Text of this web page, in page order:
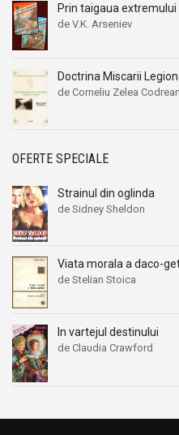
Prin taigaua extremului
de V.K. Arseniev
Doctrina Miscarii
de Corneliu Zelea
OFERTE SPECIALE
Strainul din oglinda
de Sidney Sheldon
Viata morala a daco-
de Stelian Stoica
In vartejul destinului
de Claudia Crawford